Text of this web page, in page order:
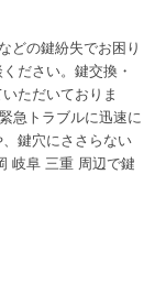
どの鍵紛失でお困り
ださい。鍵交換・
ただいておりま
急トラブルに迅速に
鍵穴にささらない
岐阜 三重 周辺で鍵